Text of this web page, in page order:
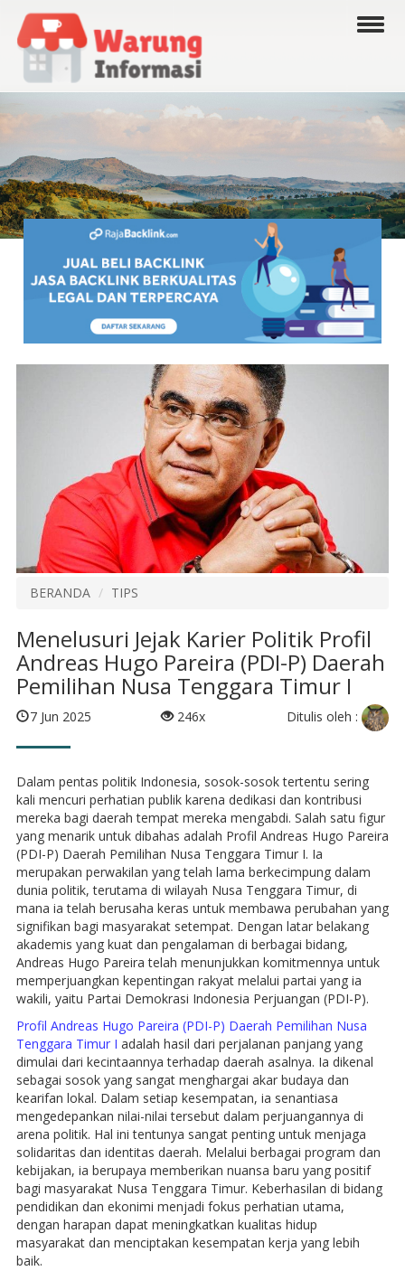
BERANDA TIPS
Menelusuri Jejak Karier Politik Profil
Andreas Hugo Pareira (PDI-P) Daerah
Pemilihan Nusa Tenggara Timur I
7 Jun 2025 246x Ditulis oleh :
Dalam pentas politik Indonesia, sosok-sosok tertentu sering
kali mencuri perhatian publik karena dedikasi dan kontribusi
mereka bagi daerah tempat mereka mengabdi. Salah satu figur
yang menarik untuk dibahas adalah Profil Andreas Hugo Pareira
(PDI-P) Daerah Pemilihan Nusa Tenggara Timur I. Ia
merupakan perwakilan yang telah lama berkecimpung dalam
dunia politik, terutama di wilayah Nusa Tenggara Timur, di
mana ia telah berusaha keras untuk membawa perubahan yang
signifikan bagi masyarakat setempat. Dengan latar belakang
akademis yang kuat dan pengalaman di berbagai bidang,
Andreas Hugo Pareira telah menunjukkan komitmennya untuk
memperjuangkan kepentingan rakyat melalui partai yang ia
wakili, yaitu Partai Demokrasi Indonesia Perjuangan (PDI-P).
Profil Andreas Hugo Pareira (PDI-P) Daerah Pemilihan Nusa
Tenggara Timur I adalah hasil dari perjalanan panjang yang
dimulai dari kecintaannya terhadap daerah asalnya. Ia dikenal
sebagai sosok yang sangat menghargai akar budaya dan
kearifan lokal. Dalam setiap kesempatan, ia senantiasa
mengedepankan nilai-nilai tersebut dalam perjuangannya di
arena politik. Hal ini tentunya sangat penting untuk menjaga
solidaritas dan identitas daerah. Melalui berbagai program dan
kebijakan, ia berupaya memberikan nuansa baru yang positif
bagi masyarakat Nusa Tenggara Timur. Keberhasilan di bidang
pendidikan dan ekonimi menjadi fokus perhatian utama,
dengan harapan dapat meningkatkan kualitas hidup
masyarakat dan menciptakan kesempatan kerja yang lebih
baik.